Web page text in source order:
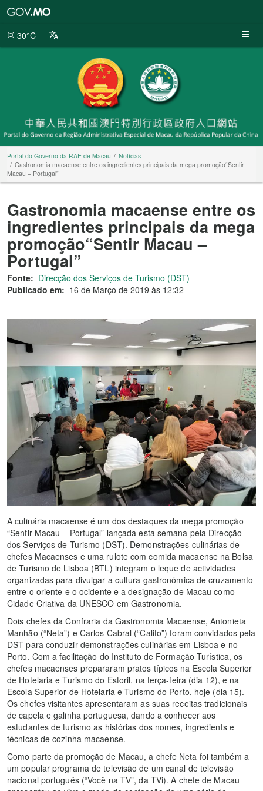
da
30°C
Portal do Governo da RAE de Macau
Notícias
Gastronomia macaense entre os ingredientes principais da mega promoção“Sentir
Macau – Portugal”
Gastronomia macaense entre os
ingredientes principais da mega
promoção“Sentir Macau –
Portugal”
Fonte: Direcção dos Serviços de Turismo (DST)
Publicado em: 16 de Março de 2019 às 12:32
A culinária macaense é um dos destaques da mega promoção
“Sentir Macau – Portugal” lançada esta semana pela Direcção
dos Serviços de Turismo (DST). Demonstrações culinárias de
chefes Macaenses e uma rulote com comida macaense na Bolsa
de Turismo de Lisboa (BTL) integram o leque de actividades
organizadas para divulgar a cultura gastronómica de cruzamento
entre o oriente e o ocidente e a designação de Macau como
Cidade Criativa da UNESCO em Gastronomia.
Dois chefes da Confraria da Gastronomia Macaense, Antonieta
Manhão (“Neta”) e Carlos Cabral (“Calito”) foram convidados pela
DST para conduzir demonstrações culinárias em Lisboa e no
Porto. Com a facilitação do Instituto de Formação Turística, os
chefes macaenses prepararam pratos típicos na Escola Superior
de Hotelaria e Turismo do Estoril, na terça-feira (dia 12), e na
Escola Superior de Hotelaria e Turismo do Porto, hoje (dia 15).
Os chefes visitantes apresentaram as suas receitas tradicionais
de capela e galinha portuguesa, dando a conhecer aos
estudantes de turismo as histórias dos nomes, ingredients e
técnicas de cozinha macaense.
Como parte da promoção de Macau, a chefe Neta foi também a
um popular programa de televisão de um canal de televisão
nacional português (“Você na TV”, da TVi). A chefe de Macau